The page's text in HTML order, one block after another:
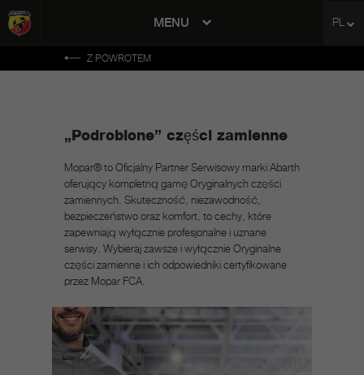
MENU PL
Z POWROTEM
„Podrobione” części zamienne
Mopar® to Oficjalny Partner Serwisowy marki Abarth
oferujący kompletną gamę Oryginalnych części
zamiennych. Skuteczność, niezawodność,
bezpieczeństwo oraz komfort, to cechy, które
zapewniają wyłącznie profesjonalne i uznane
serwisy. Wybieraj zawsze i wyłącznie Oryginalne
części zamienne i ich odpowiedniki certyfikowane
przez Mopar FCA.